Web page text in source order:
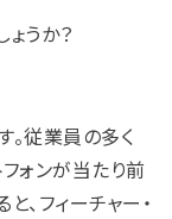
うか？
。従業員の多く
ォンが当たり前
、フィーチャー・